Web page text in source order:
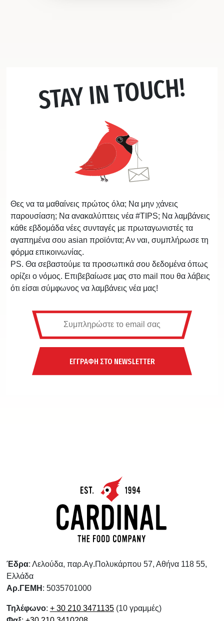
STAY IN TOUCH!
Θες να τα μαθαίνεις πρώτος όλα; Να μην χάνεις
παρουσίαση; Να ανακαλύπτεις νέα #TIPS; Να λαμβάνεις
κάθε εβδομάδα νέες συνταγές με πρωταγωνιστές τα
αγαπημένα σου asian προϊόντα; Αν ναι, συμπλήρωσε τη
φόρμα επικοινωνίας.
PS. Θα σεβαστούμε τα προσωπικά σου δεδομένα όπως
ορίζει ο νόμος. Επιβεβαίωσε μας στο mail που θα λάβεις
ότι είσαι σύμφωνος να λαμβάνεις νέα μας!
ΕΓΓΡΑΦΗ ΣΤΟ NEWSLETTER
Έδρα: Λελούδα, παρ.Αγ.Πολυκάρπου 57, Αθήνα 118 55,
Ελλάδα
Αρ.ΓΕΜΗ : 5035701000
Τηλέφωνο: + 30 210 3471135(10 γραμμές)